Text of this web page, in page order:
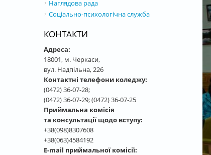
Наглядова рада
Соціально-психологічна служба
КОНТАКТИ
Адреса:
18001, м. Черкаси,
вул. Надпільна, 226
Контактні телефони коледжу:
(0472) 36-07-28;
(0472) 36-07-29; (0472) 36-07-25
Приймальна комісія
та консультації щодо вступу:
+38(098)8307608
+38(063)4584192
E-mail приймальної комісії: